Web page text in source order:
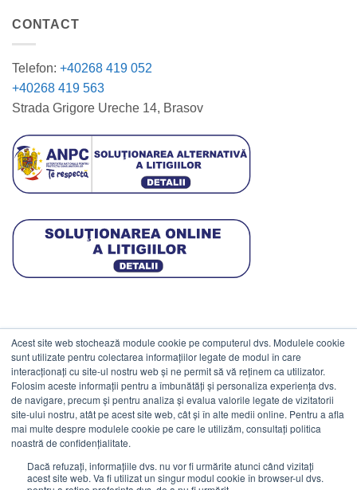
Acest site web stochează module cookie pe computerul dvs. Modulele cookie
sunt utilizate pentru colectarea informațiilor legate de modul în care
interacționați cu site-ul nostru web și ne permit să vă reținem ca utilizator.
Folosim aceste informații pentru a îmbunătăți și personaliza experiența dvs.
de navigare, precum și pentru analiza și evalua valorile legate de vizitatorii
site-ului nostru, atât pe acest site web, cât și în alte medii online. Pentru a afla
mai multe despre modulele cookie pe care le utilizăm, consultați politica
noastră de confidențialitate.
Dacă refuzați, informațiile dvs. nu vor fi urmărite atunci când vizitați
acest site web. Va fi utilizat un singur modul cookie în browser-ul dvs.
CONTACT
Telefon: +40268 419 052
+40268 419 563
Strada Grigore Ureche 14, Brasov
DATE COMERCIALE
ESTICO S.R.L.
CIF: RO1094402.
Reg.Com: J08/469/1991.